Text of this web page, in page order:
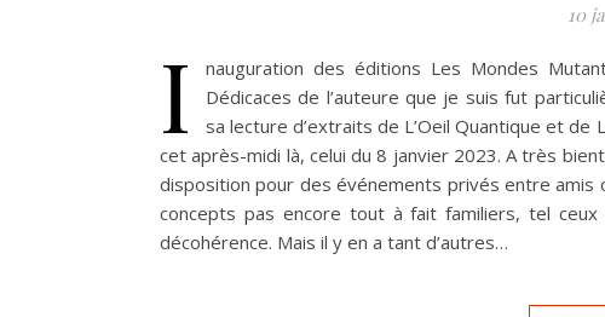
10
I
nauguration des éditions Les Mondes
Dédicaces de l’auteure que je suis fut
sa lecture d’extraits de L’Oeil Quantique et
cet après-midi là, celui du 8 janvier 2023. A très
disposition pour des événements privés entre
concepts pas encore tout à fait familiers, tel
décohérence. Mais il y en a tant d’autres…